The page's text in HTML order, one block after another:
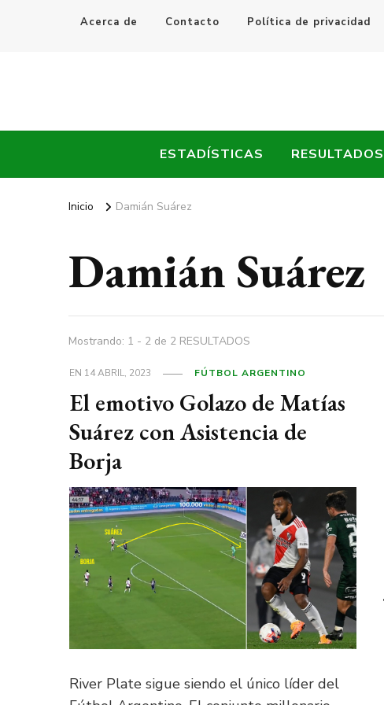
Acerca de Contacto Política de privacidad
Every Fútbol
ESTADÍSTICAS RESULTADOS
Inicio Damián Suárez
Damián Suárez
Mostrando: 1 - 2 de 2 RESULTADOS
EN 14 ABRIL, 2023 FÚTBOL ARGENTINO
El emotivo Golazo de Matías
Suárez con Asistencia de
Borja
River Plate sigue siendo el único líder del